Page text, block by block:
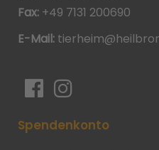
Fax: +49 7131 200690
E-Mail:
Spendenkonto